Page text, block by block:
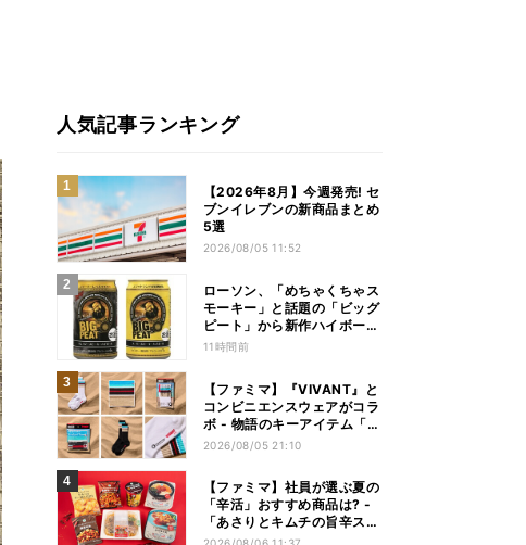
人気記事ランキング
【2026年8月】今週発売! セ
ブンイレブンの新商品まとめ
5選
2026/08/05 11:52
ローソン、「めちゃくちゃス
モーキー」と話題の「ビッグ
ピート」から新作ハイボール
缶＆ミニボトル発売
11時間前
【ファミマ】『VIVANT』と
コンビニエンスウェアがコラ
ボ - 物語のキーアイテム「別
班饅頭」も発売
2026/08/05 21:10
【ファミマ】社員が選ぶ夏の
「辛活」おすすめ商品は? -
「あさりとキムチの旨辛スン
ドゥブチゲ」「鬼金棒監修